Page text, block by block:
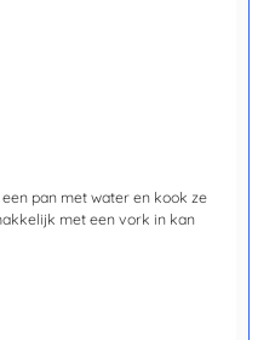
pan met water en kook ze
met een vork in kan